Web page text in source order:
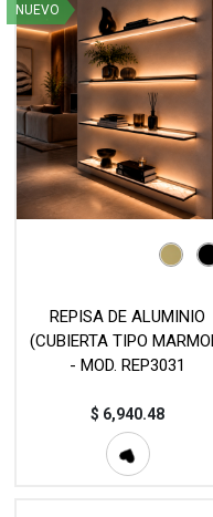
NUEVO
REPISA DE ALUMINIO
(CUBIERTA TIPO
- MOD. REP3031
$ 6,940.48